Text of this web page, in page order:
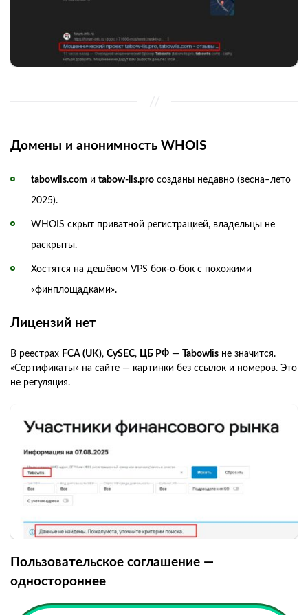
Домены и анонимность WHOIS
tabowlis.com и tabow-lis.pro созданы недавно (весна–лето
2025).
WHOIS скрыт приватной регистрацией, владельцы не
раскрыты.
Хостятся на дешёвом VPS бок-о-бок с похожими
«финплощадками».
Лицензий нет
В реестрах FCA (UK), CySEC, ЦБ РФ — Tabowlis не значится.
«Сертификаты» на сайте — картинки без ссылок и номеров. Это
не регуляция.
Пользовательское соглашение —
одностороннее